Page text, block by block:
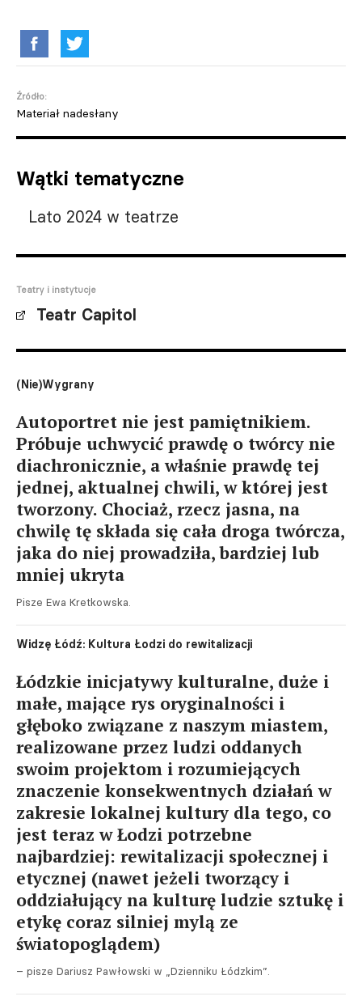
Źródło:
Materiał nadesłany
Wątki tematyczne
Lato 2024 w teatrze
Teatry i instytucje
Teatr Capitol
(Nie)Wygrany
Autoportret nie jest pamiętnikiem.
Próbuje uchwycić prawdę o twórcy nie
diachronicznie, a właśnie prawdę tej
jednej, aktualnej chwili, w której jest
tworzony. Chociaż, rzecz jasna, na
chwilę tę składa się cała droga twórcza,
jaka do niej prowadziła, bardziej lub
mniej ukryta
Pisze Ewa Kretkowska.
Widzę Łódź: Kultura Łodzi do rewitalizacji
Łódzkie inicjatywy kulturalne, duże i
małe, mające rys oryginalności i
głęboko związane z naszym miastem,
realizowane przez ludzi oddanych
swoim projektom i rozumiejących
znaczenie konsekwentnych działań w
zakresie lokalnej kultury dla tego, co
jest teraz w Łodzi potrzebne
najbardziej: rewitalizacji społecznej i
etycznej (nawet jeżeli tworzący i
oddziałujący na kulturę ludzie sztukę i
etykę coraz silniej mylą ze
światopoglądem)
– pisze Dariusz Pawłowski w „Dzienniku Łódzkim”.